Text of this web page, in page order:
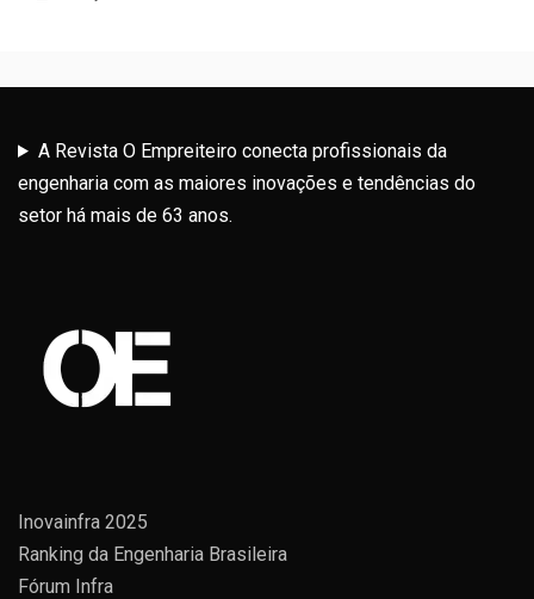
A Revista O Empreiteiro conecta profissionais da
engenharia com as maiores inovações e tendências do
setor há mais de 63 anos.
Inovainfra 2025
Ranking da Engenharia Brasileira
Fórum Infra